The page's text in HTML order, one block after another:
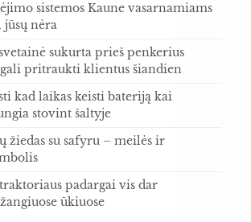
sistemos Kaune vasarnamiams
jūsų nėra
sukurta prieš penkerius
pritraukti klientus šiandien
kad laikas keisti bateriją kai
stovint šaltyje
žiedas su safyru – meilės ir
padargai vis dar
ūkiuose